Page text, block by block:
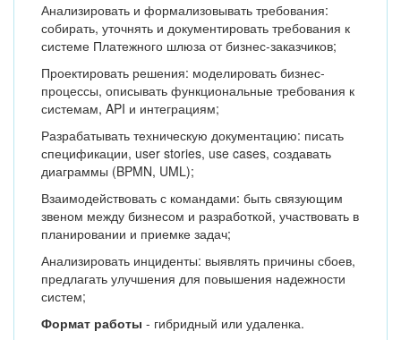
Анализировать и формализовывать требования:
собирать, уточнять и документировать требования к
системе Платежного шлюза от бизнес-заказчиков;
Проектировать решения: моделировать бизнес-
процессы, описывать функциональные требования к
системам, API и интеграциям;
Разрабатывать техническую документацию: писать
спецификации, user stories, use cases, создавать
диаграммы (BPMN, UML);
Взаимодействовать с командами: быть связующим
звеном между бизнесом и разработкой, участвовать в
планировании и приемке задач;
Анализировать инциденты: выявлять причины сбоев,
предлагать улучшения для повышения надежности
систем;
Формат работы - гибридный или удаленка.